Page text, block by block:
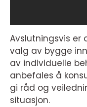
Avslutningsvis er
valg av bygge
av individuelle
anbefales å
gi råd og
situasjon.